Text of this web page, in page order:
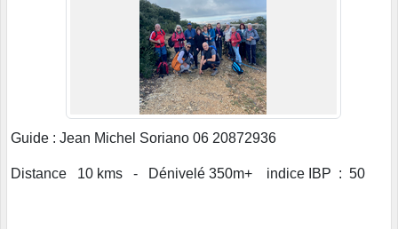
Guide : Jean Michel Soriano 06 20872936
Distance 10 kms - Dénivelé 350m+ indice IBP : 50